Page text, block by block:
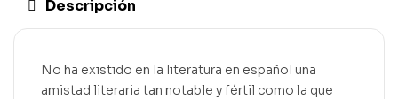
Descripción
No ha existido en la literatura en español una
amistad literaria tan notable y fértil como la que